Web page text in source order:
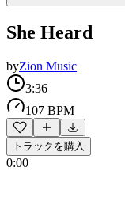
She Heard
byZion Music
3:36
107 BPM
トラックを購入
0:00